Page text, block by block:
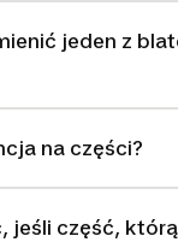
jeden z
na części?
jeśli część,